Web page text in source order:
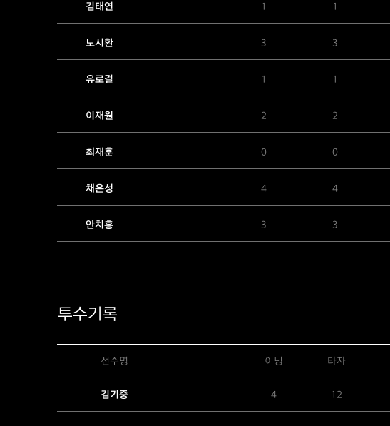
김태연 1 1
노시환 3 3
유로결 1 1
이재원 2 2
최재훈 0 0
채은성 4 4
안치홍 3 3
투수기록
선수명 이닝 타자
김기중 4 12